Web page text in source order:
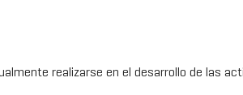
realizarse en el desarrollo de las